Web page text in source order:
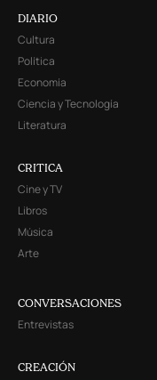
DIARIO
Cultura
Política
Economía
Ciencia y Tecnología
Literatura
CRITICA
Cine y TV
Libros
Música
Arte
CONVERSACIONES
Entrevistas
CREACIÓN